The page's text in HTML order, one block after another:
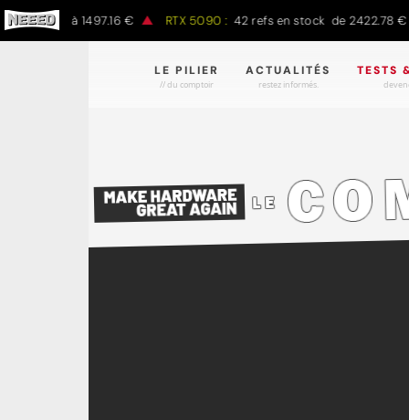
€ à 1497.16 € RTX 5090 : 42 refs en stock de 2422.78 € à
LE PILIER
// du comptoir
ACTUALITÉS
restez informés.
TESTS